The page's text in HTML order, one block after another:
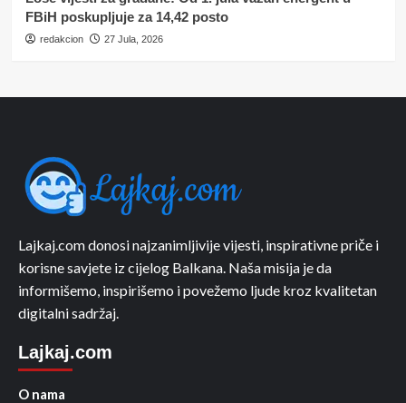
FBiH poskupljuje za 14,42 posto
redakcion 27 Jula, 2026
Lajkaj.com donosi najzanimljivije vijesti, inspirativne priče i
korisne savjete iz cijelog Balkana. Naša misija je da
informišemo, inspirišemo i povežemo ljude kroz kvalitetan
digitalni sadržaj.
Lajkaj.com
O nama